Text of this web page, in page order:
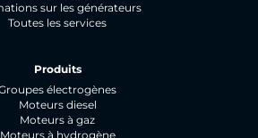
sur les générateurs
Toutes les services
Produits
électrogènes
Moteurs diesel
Moteurs à gaz
Moteurs à hydrogène